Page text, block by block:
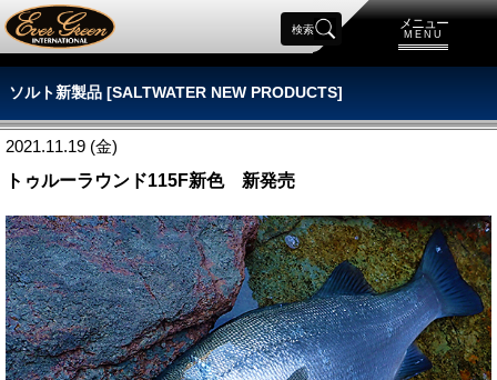
メニュー
MENU
検索
ソルト新製品 [SALTWATER NEW PRODUCTS]
2021.11.19 (金)
トゥルーラウンド115F新色 新発売